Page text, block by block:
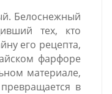
Белоснежный
тех, кто
его рецепта,
фарфоре
материале,
в